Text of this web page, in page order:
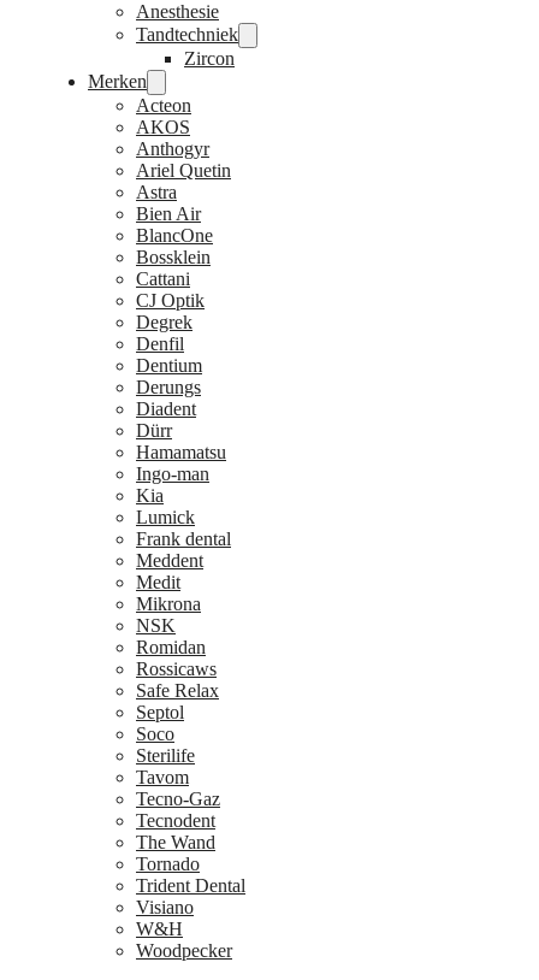
Anesthesie
Tandtechniek
Zircon
Merken
Acteon
AKOS
Anthogyr
Ariel Quetin
Astra
Bien Air
BlancOne
Bossklein
Cattani
CJ Optik
Degrek
Denfil
Dentium
Derungs
Diadent
Dürr
Hamamatsu
Ingo-man
Kia
Lumick
Frank dental
Meddent
Medit
Mikrona
NSK
Romidan
Rossicaws
Safe Relax
Septol
Soco
Sterilife
Tavom
Tecno-Gaz
Tecnodent
The Wand
Tornado
Trident Dental
Visiano
W&H
Woodpecker